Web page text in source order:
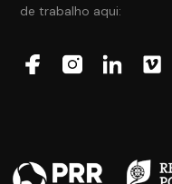
de trabalho aqui: